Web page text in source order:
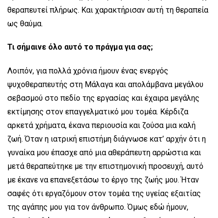
θεραπευτεί πλήρως. Και χαρακτήρισαν αυτή τη θεραπεία
ως θαύμα.
Τι σήμαινε όλο αυτό το πράγμα για σας;
Λοιπόν, για πολλά χρόνια ήμουν ένας ενεργός
ψυχοθεραπευτής στη Μάλαγα και απολάμβανα μεγάλου
σεβασμού στο πεδίο της εργασίας και έχαιρα μεγάλης
εκτίμησης στον επαγγελματικό μου τομέα. Κέρδιζα
αρκετά χρήματα, έκανα περιουσία και ζούσα μια καλή
ζωή. Όταν η ιατρική επιστήμη διάγνωσε κατ’ αρχήν ότι η
γυναίκα μου έπασχε από μια αθεράπευτη αρρώστια και
μετά θεραπεύτηκε με την επιστημονική προσευχή, αυτό
με έκανε να επανεξετάσω το έργο της ζωής μου. Ήταν
σαφές ότι εργαζόμουν στον τομέα της υγείας εξαιτίας
της αγάπης μου για τον άνθρωπο. Όμως εδώ ήμουν,